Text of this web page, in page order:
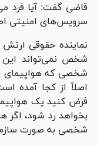
قاضی گفت: آیا فرد
سرویس‌های امنیتی
نماینده حقوقی
شخص نمی‌تواند این
شخصی که هواپیمای
اصلاً از کجا آمده
فرض کنید یک
بخواهد رد شود، اگر
شخصی به صورت